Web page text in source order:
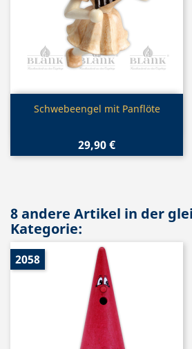
Vorschau
Schwebeengel mit Panflöte
29,90 €
8 andere Artikel in der
Kategorie:
2058